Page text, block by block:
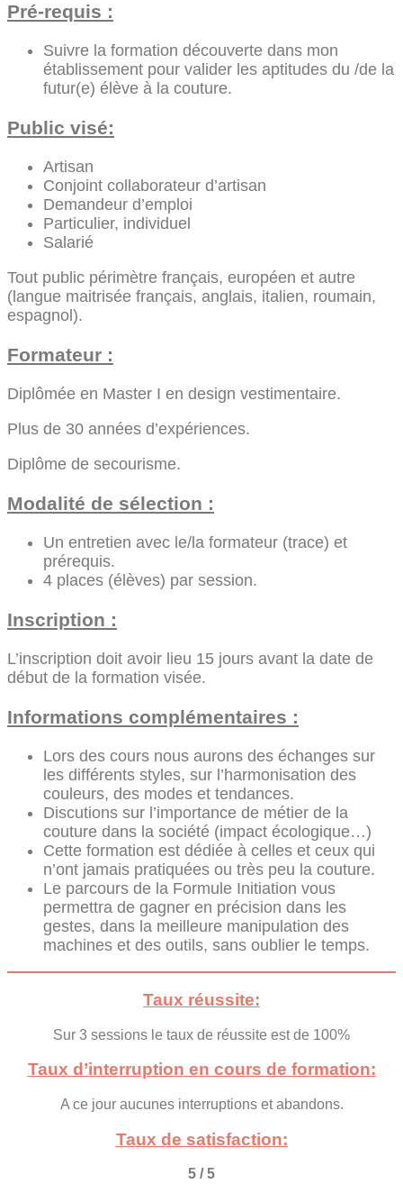
Pré-requis :
Suivre la formation découverte dans mon
établissement pour valider les aptitudes du /de la
futur(e) élève à la couture.
Public visé:
Artisan
Conjoint collaborateur d’artisan
Demandeur d’emploi
Particulier, individuel
Salarié
Tout public périmètre français, européen et autre
(langue maitrisée français, anglais, italien, roumain,
espagnol).
Formateur :
Diplômée en Master I en design vestimentaire.
Plus de 30 années d’expériences.
Diplôme de secourisme.
Modalité de sélection :
Un entretien avec le/la formateur (trace) et
prérequis.
4 places (élèves) par session.
Inscription :
L’inscription doit avoir lieu 15 jours avant la date de
début de la formation visée.
Informations complémentaires :
Lors des cours nous aurons des échanges sur
les différents styles, sur l’harmonisation des
couleurs, des modes et tendances.
Discutions sur l’importance de métier de la
couture dans la société (impact écologique…)
Cette formation est dédiée à celles et ceux qui
n’ont jamais pratiquées ou très peu la couture.
Le parcours de la Formule Initiation vous
permettra de gagner en précision dans les
gestes, dans la meilleure manipulation des
machines et des outils, sans oublier le temps.
Taux réussite:
Sur 3 sessions le taux de réussite est de 100%
Taux d’interruption en cours de formation:
A ce jour aucunes interruptions et abandons.
Taux de satisfaction:
5 / 5